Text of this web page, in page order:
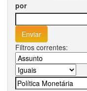
por
Filtros correntes: